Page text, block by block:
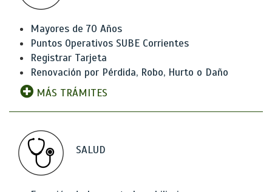
Mayores de 70 Años
Puntos Operativos SUBE Corrientes
Registrar Tarjeta
Renovación por Pérdida, Robo, Hurto o Daño
MÁS TRÁMITES
SALUD